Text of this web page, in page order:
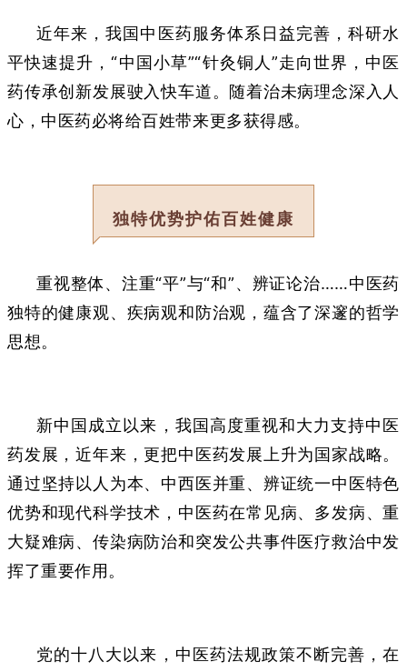
近年来，我国中医药服务体系日益完善，科研水
平快速提升，“中国小草”“针灸铜人”走向世界，中医
药传承创新发展驶入快车道。随着治未病理念深入人
心，中医药必将给百姓带来更多获得感。
独特优势护佑百姓健康
重视整体、注重“平”与“和”、辨证论治……中医药
独特的健康观、疾病观和防治观，蕴含了深邃的哲学
思想。
新中国成立以来，我国高度重视和大力支持中医
药发展，近年来，更把中医药发展上升为国家战略。
通过坚持以人为本、中西医并重、辨证统一中医特色
优势和现代科学技术，中医药在常见病、多发病、重
大疑难病、传染病防治和突发公共事件医疗救治中发
挥了重要作用。
党的十八大以来，中医药法规政策不断完善，在